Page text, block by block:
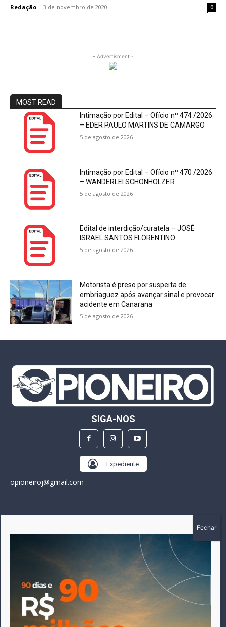
Redação - 3 de novembro de 2020 0
- Advertisment -
MOST READ
Intimação por Edital – Ofício nº 474 /2026
– EDER PAULO MARTINS DE CAMARGO
5 de agosto de 2026
Intimação por Edital – Ofício nº 470 /2026
– WANDERLEI SCHONHOLZER
5 de agosto de 2026
Edital de interdição/curatela – JOSÉ
ISRAEL SANTOS FLORENTINO
5 de agosto de 2026
Motorista é preso por suspeita de
embriaguez após avançar sinal e provocar
acidente em Canarana
5 de agosto de 2026
SIGA-NOS
Expediente
opioneiroj@gmail.com
A história do Pioneiro inicia em fevereiro de 2005 em
Canarana - MT, na época, como um jornal impresso semanal,
que chegou a possuir mil assinantes. Durante 15 anos, foram
publicadas 691 edições que narraram os acontecimentos
políticos, policiais e cotidianos de Canarana e região. Fiel a sua
origem, pautado sempre pela busca incessante da
imparcialidade, faz jus a sua logo, com o característico "avião
da praça" de Canarana, sendo o símbolo do